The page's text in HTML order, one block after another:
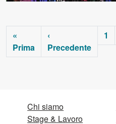
«
Prima
‹
Precedente
1
Chi siamo
Stage & Lavoro